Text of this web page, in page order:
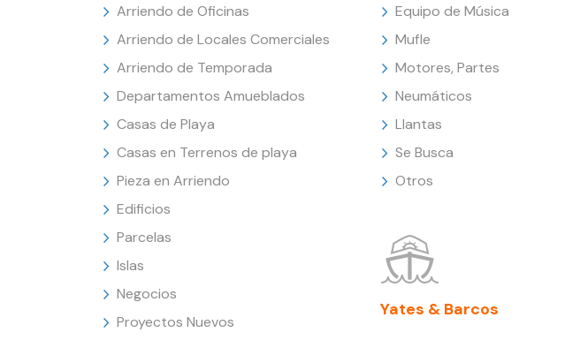
Arriendo de Oficinas
Arriendo de Locales Comerciales
Arriendo de Temporada
Departamentos Amueblados
Casas de Playa
Casas en Terrenos de playa
Pieza en Arriendo
Edificios
Parcelas
Islas
Negocios
Proyectos Nuevos
Equipo de Música
Mufle
Motores, Partes
Neumáticos
Llantas
Se Busca
Otros
Yates & Barcos